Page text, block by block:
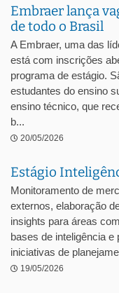
Embraer lança
de todo o Brasil
A Embraer, uma das
está com inscrições
programa de estágio.
estudantes do ensino
ensino técnico, que
b...
20/05/2026
Estágio
Monitoramento de
externos, elaboração
insights para áreas
bases de inteligência
iniciativas de
19/05/2026